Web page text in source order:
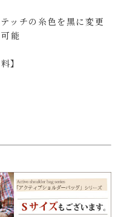
ッチの糸色を黒に変更
能
】